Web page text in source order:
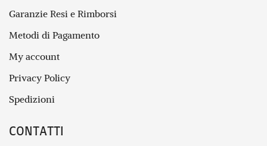
Garanzie Resi e Rimborsi
Metodi di Pagamento
My account
Privacy Policy
Spedizioni
CONTATTI